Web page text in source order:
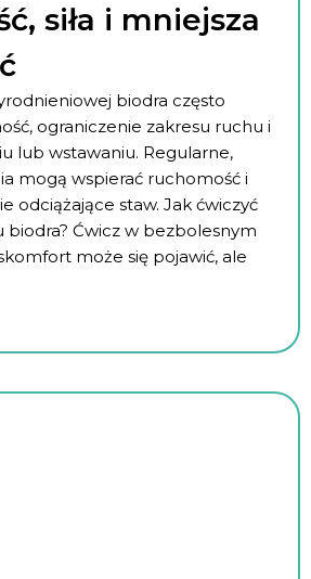
siła i mniejsza
biodra często
ograniczenie zakresu ruchu i
lub wstawaniu. Regularne,
mogą wspierać ruchomość i
odciążające staw. Jak ćwiczyć
biodra? Ćwicz w bezbolesnym
może się pojawić, ale